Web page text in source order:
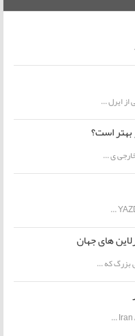
ایرل ...
بهتر است؟
ی ...
های جهان